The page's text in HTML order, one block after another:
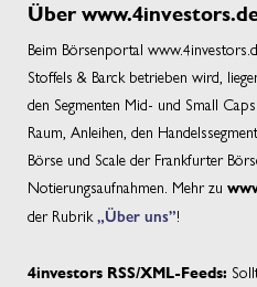
Über
Beim Börsenportal
Stoffels & Barck betrieben wird,
den Segmenten Mid- und Small
Raum, Anleihen, den
Börse und Scale der Frankfurter
Notierungsaufnahmen. Mehr zu
der Rubrik „Über uns”!
4investors RSS/XML-Feeds: